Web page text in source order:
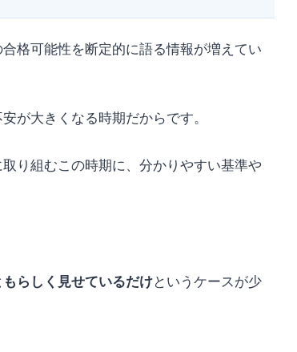
格可能性を断定的に語る情報が増えてい
が大きくなる時期だからです。
り組むこの時期に、分かりやすい基準や
らしく見せているだけというケースが少